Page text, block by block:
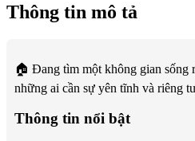
Thông tin mô tả
🏠 Đang tìm một không gian sống
những ai cần sự yên tĩnh và riêng
Thông tin nổi bật